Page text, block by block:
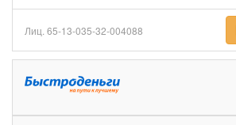
Лиц. 65-13-035-32-004088